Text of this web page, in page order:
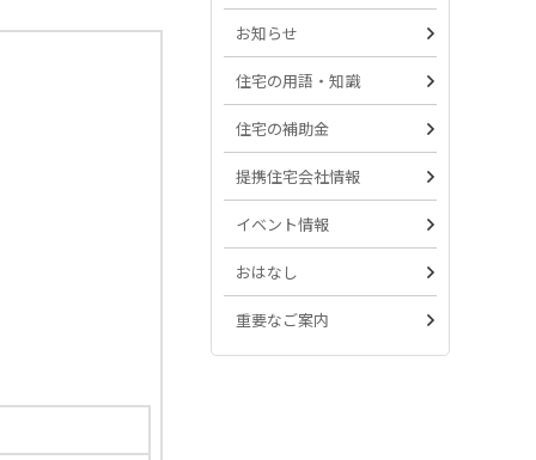
お知らせ
住宅の用語・知識
住宅の補助金
提携住宅会社情報
イベント情報
おはなし
重要なご案内